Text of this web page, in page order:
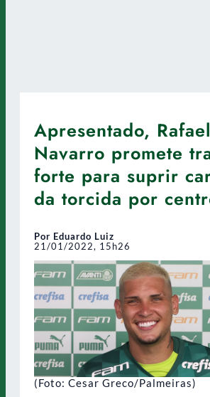
Apresentado, Rafael
Navarro promete
forte para suprir
da torcida por
Por Eduardo Luiz
21/01/2022, 15h26
(Foto: Cesar Greco/Palmeiras)